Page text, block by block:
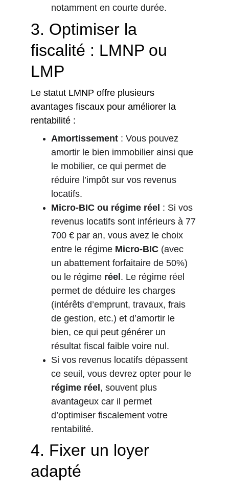
notamment en courte durée.
3. Optimiser la
fiscalité : LMNP ou
LMP
Le statut LMNP offre plusieurs
avantages fiscaux pour améliorer la
rentabilité :
Amortissement : Vous pouvez
amortir le bien immobilier ainsi que
le mobilier, ce qui permet de
réduire l’impôt sur vos revenus
locatifs.
Micro-BIC ou régime réel : Si vos
revenus locatifs sont inférieurs à 77
700 € par an, vous avez le choix
entre le régime Micro-BIC (avec
un abattement forfaitaire de 50%)
ou le régime réel. Le régime réel
permet de déduire les charges
(intérêts d’emprunt, travaux, frais
de gestion, etc.) et d’amortir le
bien, ce qui peut générer un
résultat fiscal faible voire nul.
Si vos revenus locatifs dépassent
ce seuil, vous devrez opter pour le
régime réel, souvent plus
avantageux car il permet
d’optimiser fiscalement votre
rentabilité.
4. Fixer un loyer
adapté